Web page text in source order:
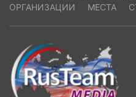
ОРГАНИЗАЦИИ
МЕСТА